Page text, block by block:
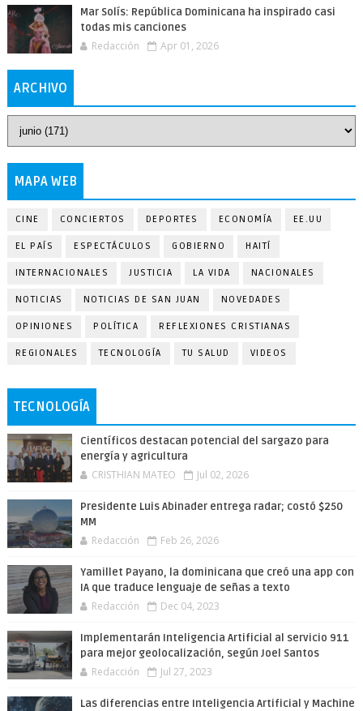
Mar Solís: República Dominicana ha inspirado casi
todas mis canciones
Redacción Apr 01, 2026
ARCHIVO
MAPA WEB
CINE CONCIERTOS DEPORTES ECONOMÍA EE.UU
EL PAÍS ESPECTÁCULOS GOBIERNO HAITÍ
INTERNACIONALES JUSTICIA LA VIDA NACIONALES
NOTICIAS NOTICIAS DE SAN JUAN NOVEDADES
OPINIONES POLÍTICA REFLEXIONES CRISTIANAS
REGIONALES TECNOLOGÍA TU SALUD VIDEOS
TECNOLOGÍA
Científicos destacan potencial del sargazo para
energía y agricultura
CRISTHIAN MATEO Jul 02, 2026
Presidente Luis Abinader entrega radar; costó $250
MM
Redacción Feb 26, 2026
Yamillet Payano, la dominicana que creó una app con
IA que traduce lenguaje de señas a texto
Redacción Dec 04, 2023
Implementarán Inteligencia Artificial al servicio 911
para mejor geolocalización, según Joel Santos
Redacción Jul 27, 2023
Las diferencias entre Inteligencia Artificial y Machine